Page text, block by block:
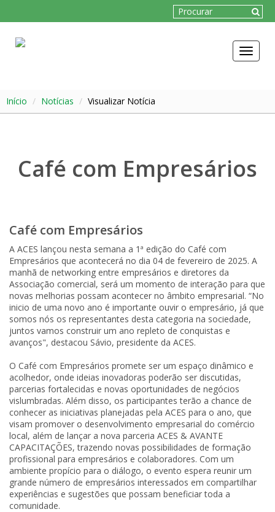
Toggle
Início Notícias Visualizar Notícia
Café com Empresários
Café com Empresários
A ACES lançou nesta semana a 1ª edição do Café com
Empresários que acontecerá no dia 04 de fevereiro de 2025. A
manhã de networking entre empresários e diretores da
Associação comercial, será um momento de interação para que
novas melhorias possam acontecer no âmbito empresarial. “No
inicio de uma novo ano é importante ouvir o empresário, já que
somos nós os representantes desta categoria na sociedade,
juntos vamos construir um ano repleto de conquistas e
avanços", destacou Sávio, presidente da ACES.
O Café com Empresários promete ser um espaço dinâmico e
acolhedor, onde ideias inovadoras poderão ser discutidas,
parcerias fortalecidas e novas oportunidades de negócios
vislumbradas. Além disso, os participantes terão a chance de
conhecer as iniciativas planejadas pela ACES para o ano, que
visam promover o desenvolvimento empresarial do comércio
local, além de lançar a nova parceria ACES & AVANTE
CAPACITAÇÕES, trazendo novas possibilidades de formação
profissional para empresários e colaboradores. Com um
ambiente propício para o diálogo, o evento espera reunir um
grande número de empresários interessados em compartilhar
experiências e sugestões que possam beneficiar toda a
comunidade.